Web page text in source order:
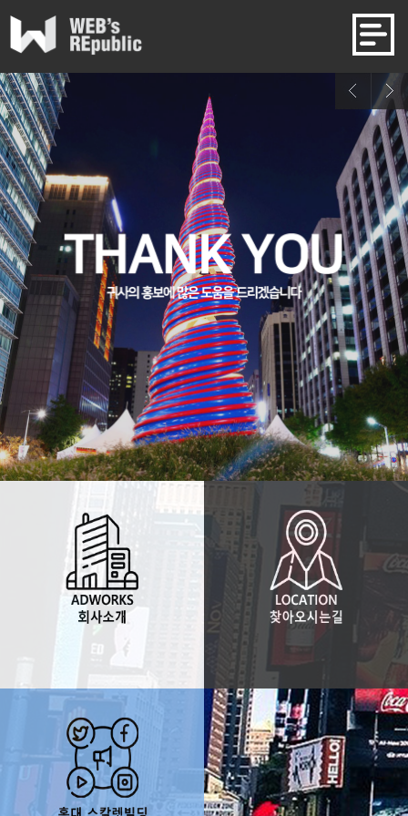
애드웍스 소개
애드웍스를 소개합니다
찾아오시는 길
애드웍스를 찾아오시는
쉽고 빠른길을 알려드립니다